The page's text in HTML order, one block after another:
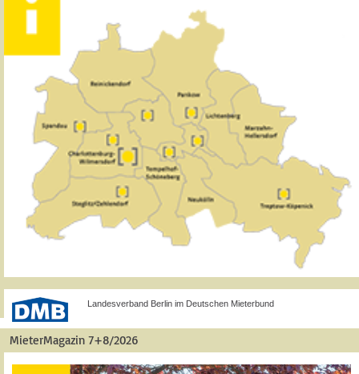
Landesverband Berlin im Deutschen Mieterbund
MieterMagazin 7+8/2026